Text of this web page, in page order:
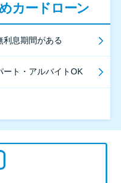
カードローン
利息期間がある
ート・アルバイトOK